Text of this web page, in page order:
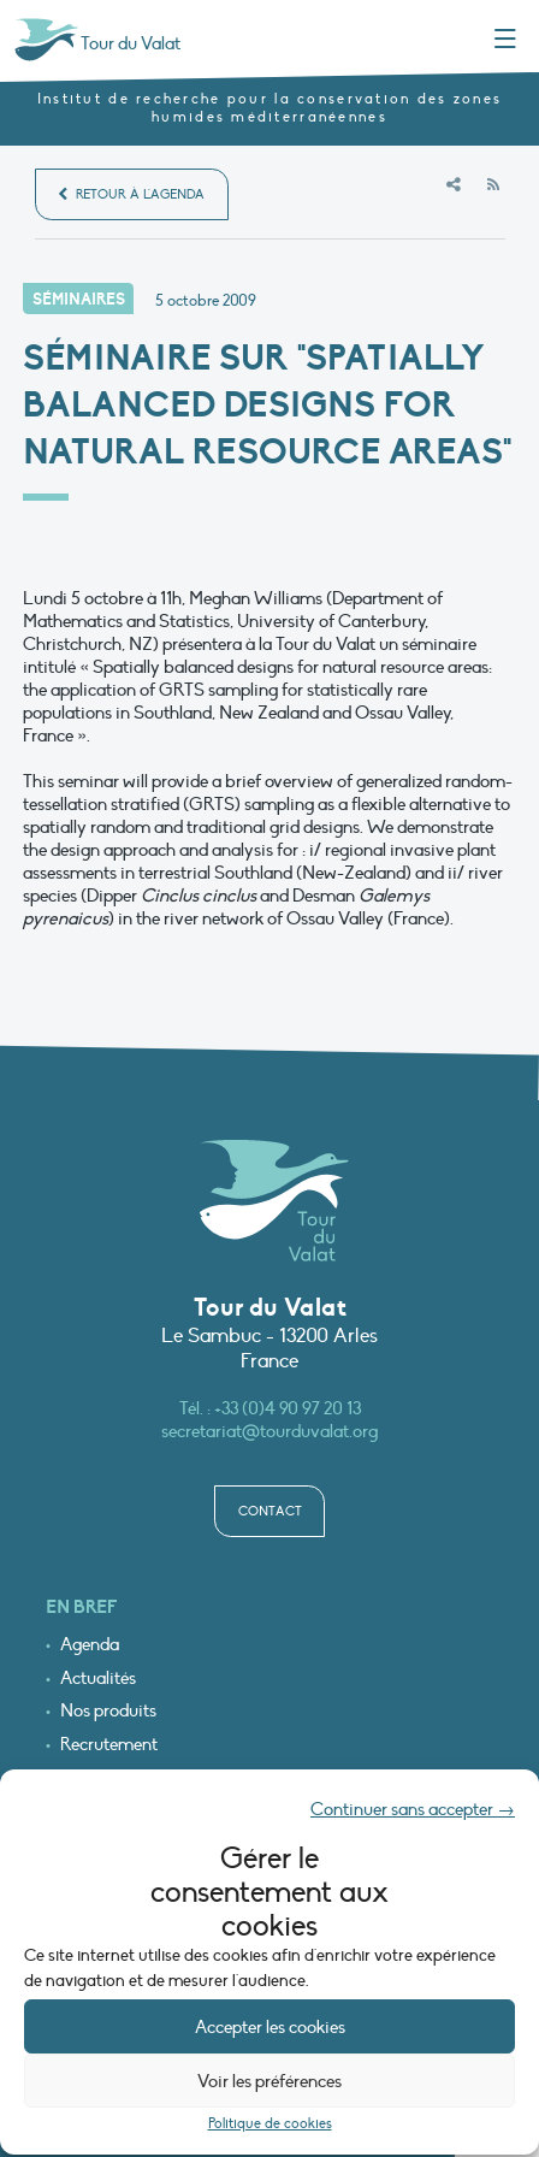
Gérer le
consentement aux
cookies
Ce site internet utilise des cookies afin d'enrichir votre expérience
de navigation et de mesurer l'audience.
Accepter les cookies
Continuer sans accepter →
Voir les préférences
Politique de cookies
Tour du Valat
Institut de recherche pour la conservation des zones
humides méditerranéennes
RETOUR À L'AGENDA
SÉMINAIRES 5 octobre 2009
SÉMINAIRE SUR "SPATIALLY
BALANCED DESIGNS FOR
NATURAL RESOURCE AREAS"
Lundi 5 octobre à 11h, Meghan Williams (Department of
Mathematics and Statistics, University of Canterbury,
Christchurch, NZ) présentera à la Tour du Valat un séminaire
intitulé « Spatially balanced designs for natural resource areas:
the application of GRTS sampling for statistically rare
populations in Southland, New Zealand and Ossau Valley,
France ».
This seminar will provide a brief overview of generalized random-
tessellation stratified (GRTS) sampling as a flexible alternative to
spatially random and traditional grid designs. We demonstrate
the design approach and analysis for : i/ regional invasive plant
assessments in terrestrial Southland (New-Zealand) and ii/ river
species (Dipper Cinclus cinclusand Desman Galemys
pyrenaicus) in the river network of Ossau Valley (France).
Tour du Valat
Le Sambuc - 13200 Arles
France
Tél. :+33 (0)4 90 97 20 13
secretariat@tourduvalat.org
CONTACT
EN BREF
Agenda
Actualités
Nos produits
Recrutement
INFORMATIONS LÉGALES
Mentions légales
Politique de cookies (UE)